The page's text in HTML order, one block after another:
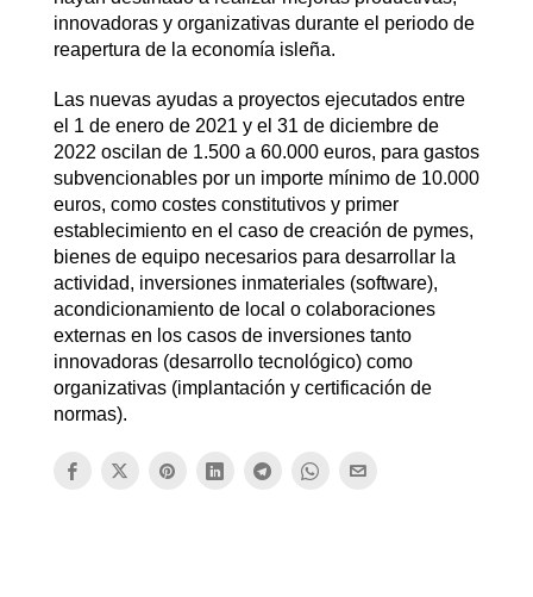
innovadoras y organizativas durante el periodo de
reapertura de la economía isleña.
Las nuevas ayudas a proyectos ejecutados entre
el 1 de enero de 2021 y el 31 de diciembre de
2022 oscilan de 1.500 a 60.000 euros, para gastos
subvencionables por un importe mínimo de 10.000
euros, como costes constitutivos y primer
establecimiento en el caso de creación de pymes,
bienes de equipo necesarios para desarrollar la
actividad, inversiones inmateriales (software),
acondicionamiento de local o colaboraciones
externas en los casos de inversiones tanto
innovadoras (desarrollo tecnológico) como
organizativas (implantación y certificación de
normas).